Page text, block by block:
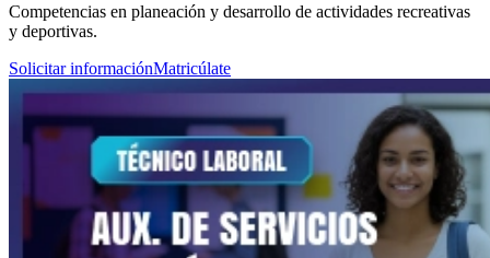
Competencias en planeación y desarrollo de actividades recreativas
y deportivas.
Solicitar informaciónMatricúlate